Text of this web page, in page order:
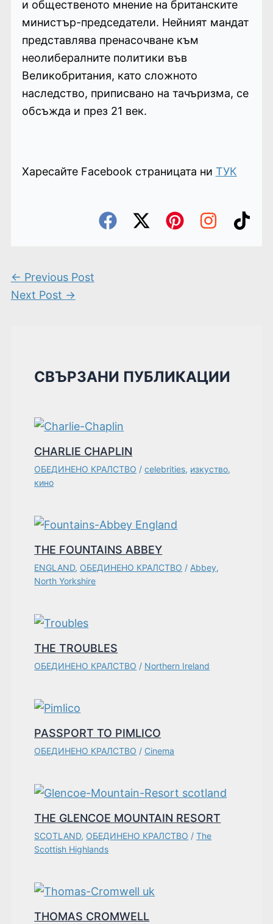
и общественото мнение на британските
министър-председатели. Нейният мандат
представлява пренасочване към
неолибералните политики във
Великобритания, като сложното
наследство, приписвано на тачъризма, се
обсъжда и през 21 век.
Харесайте Facebook страницата ни ТУК
← Previous Post
Next Post →
СВЪРЗАНИ ПУБЛИКАЦИИ
CHARLIE CHAPLIN
ОБЕДИНЕНО КРАЛСТВО /celebrities, изкуство,
кино
THE FOUNTAINS ABBEY
ENGLAND, ОБЕДИНЕНО КРАЛСТВО / Abbey,
North Yorkshire
THE TROUBLES
ОБЕДИНЕНО КРАЛСТВО / Northern Ireland
PASSPORT TO PIMLICO
ОБЕДИНЕНО КРАЛСТВО / Cinema
THE GLENCOE MOUNTAIN RESORT
SCOTLAND, ОБЕДИНЕНО КРАЛСТВО /The
Scottish Highlands
THOMAS CROMWELL